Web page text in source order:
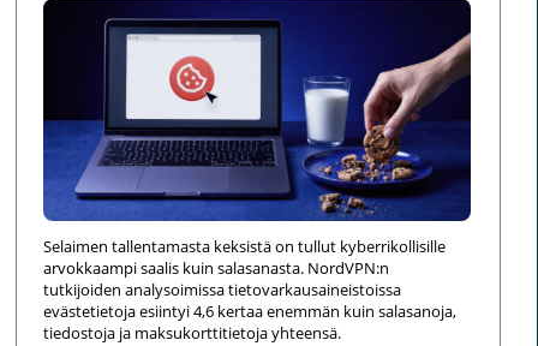
Selaimen tallentamasta keksistä on tullut kyberrikollisille
arvokkaampi saalis kuin salasanasta. NordVPN:n
tutkijoiden analysoimissa tietovarkausaineistoissa
evästetietoja esiintyi 4,6 kertaa enemmän kuin salasanoja,
tiedostoja ja maksukorttitietoja yhteensä.